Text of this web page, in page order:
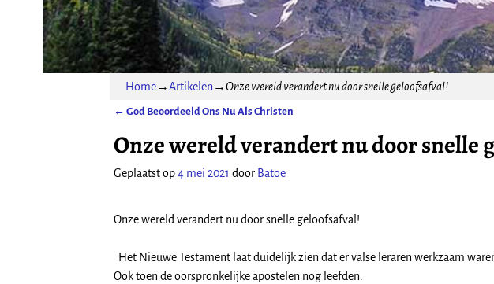
Home→Artikelen →Onze wereld verandert nu door snelle geloofsafval!
← God Beoordeeld Ons Nu Als Christen
Onze wereld verandert nu door snelle
Geplaatst op4 mei 2021 door Batoe
Onze wereld verandert nu door snelle geloofsafval!
Het Nieuwe Testament laat duidelijk zien dat er valse leraren werkzaam
Ook toen de oorspronkelijke apostelen nog leefden.